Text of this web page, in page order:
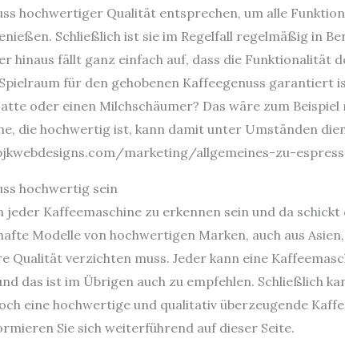
hochwertiger Qualität entsprechen, um alle
Schließlich ist sie im Regelfall regelmäßig in
hinaus fällt ganz einfach auf, dass die Funktionalität
für den gehobenen Kaffeegenuss garantiert
oder einen Milchschäumer? Das wäre zum
die hochwertig ist, kann damit unter Umständen
marketing/allgemeines-zu-
hochwertig sein
Kaffeemaschine zu erkennen sein und da
Modelle von hochwertigen Marken, auch aus
Qualität verzichten muss. Jeder kann eine
das ist im Übrigen auch zu empfehlen. Schließlich
eine hochwertige und qualitativ überzeugende
Sie sich weiterführend auf dieser Seite.